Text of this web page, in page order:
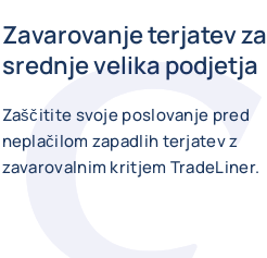
Zavarovanje terjatev za
srednje velika podjetja
Zaščitite svoje poslovanje pred
neplačilom zapadlih terjatev z
zavarovalnim kritjem TradeLiner.